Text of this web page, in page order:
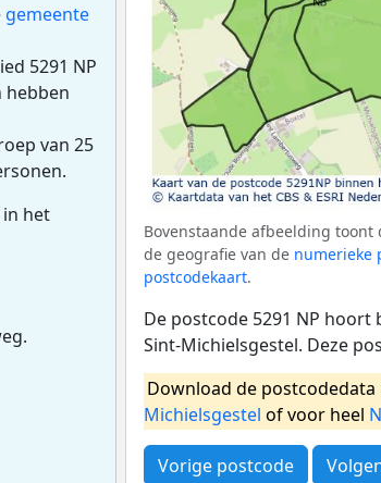
gemeente
5291 NP
hebben
van 25
het
Bovenstaande afbeelding toont
de geografie van de numerieke
postcodekaart.
De postcode 5291 NP hoort
Sint-Michielsgestel. Deze
Download de
Michielsgestel of voor heel
Vorige postcode